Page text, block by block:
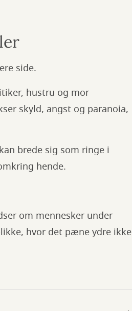
side.
hustru og mor
skyld, angst og paranoia,
brede sig som ringe i
hende.
om mennesker under
hvor det pæne ydre ikke